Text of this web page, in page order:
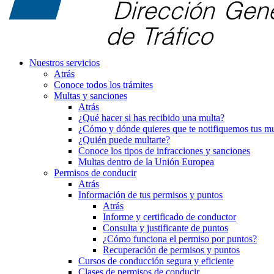
Nuestros servicios
Atrás
Conoce todos los trámites
Multas y sanciones
Atrás
¿Qué hacer si has recibido una multa?
¿Cómo y dónde quieres que te notifiquemos tus
¿Quién puede multarte?
Conoce los tipos de infracciones y sanciones
Multas dentro de la Unión Europea
Permisos de conducir
Atrás
Información de tus permisos y puntos
Atrás
Informe y certificado de conductor
Consulta y justificante de puntos
¿Cómo funciona el permiso por puntos?
Recuperación de permisos y puntos
Cursos de conducción segura y eficiente